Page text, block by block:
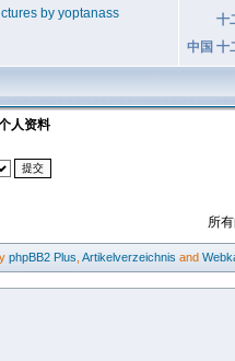
十
中国 十
by yoptanass
人资料
所
phpBB2 Plus Artikelverzeichnis and